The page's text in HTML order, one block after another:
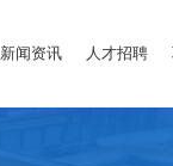
新闻资讯 人才招聘